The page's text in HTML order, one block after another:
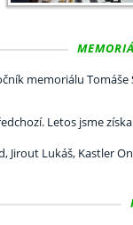
memoriálu
Letos jsme
Jirout Lukáš, Kastler